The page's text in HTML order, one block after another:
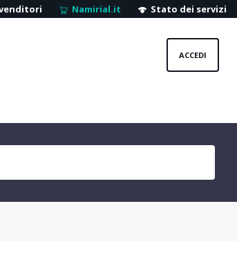
Namirial.it Stato dei servizi
ACCEDI